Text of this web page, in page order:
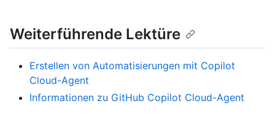
Weiterführende Lektüre
Erstellen von Automatisierungen mit Copilot
Cloud-Agent
Informationen zu GitHub Copilot Cloud-Agent